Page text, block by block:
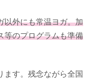
以外にも常温ヨガ。加
等のプログラムも準備
ます。残念ながら全国